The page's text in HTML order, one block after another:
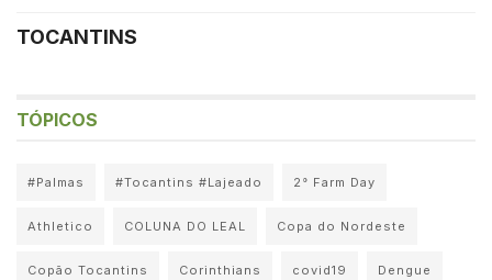
TOCANTINS
TÓPICOS
#Palmas #Tocantins #Lajeado 2° Farm Day
Athletico COLUNA DO LEAL Copa do Nordeste
Copão Tocantins Corinthians covid19 Dengue